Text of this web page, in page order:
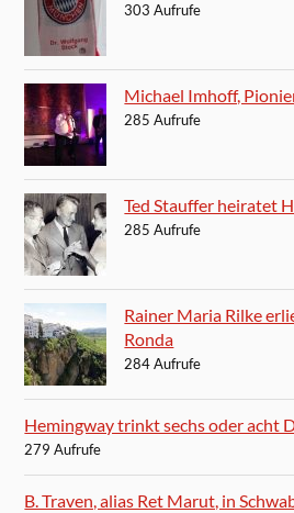
303 Aufrufe
Michael Imhoff,
285 Aufrufe
Ted Stauffer heiratet
285 Aufrufe
Rainer Maria Rilke
Ronda
284 Aufrufe
Hemingway trinkt sechs oder acht
279 Aufrufe
B. Traven, alias Ret Marut, in